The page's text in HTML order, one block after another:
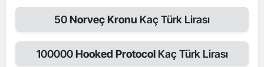
50Norveç Kronu Kaç Türk Lirası
100000Hooked Protocol Kaç Türk Lirası